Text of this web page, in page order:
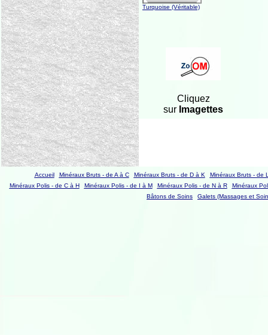
Turquoise (Véritable)
Cliquez
sur Imagettes
Accueil Minéraux Bruts - de A à C Minéraux Bruts - de D à K
Minéraux Bruts - de
Minéraux Polis - de C à H
Minéraux Polis - de I à M Minéraux Polis - de N à R
Minéraux
Bâtons de Soins
Galets (Massages et